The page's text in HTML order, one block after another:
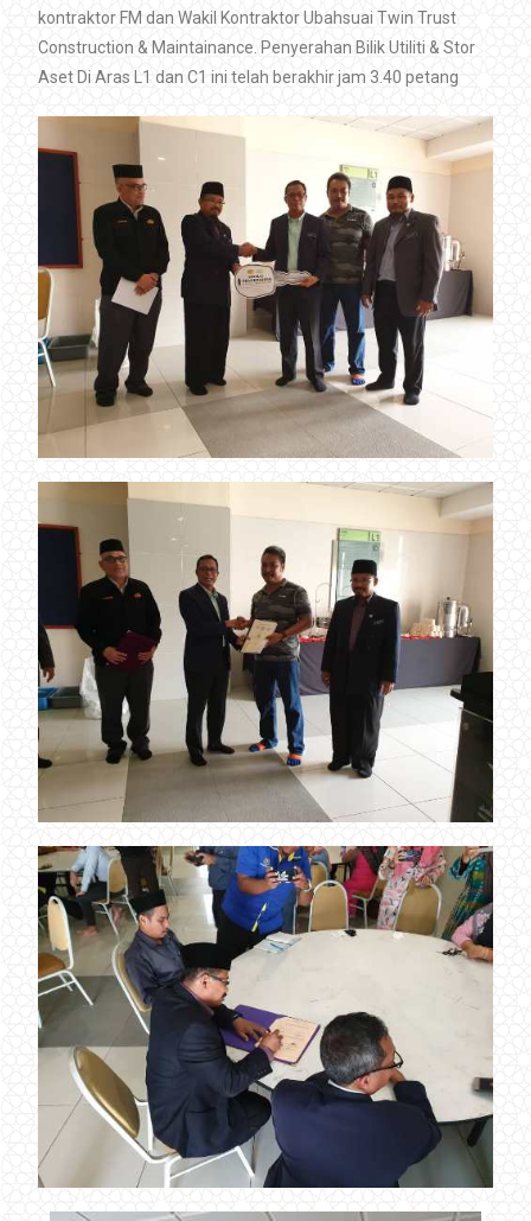
kontraktor FM dan Wakil Kontraktor Ubahsuai Twin Trust
Construction & Maintainance. Penyerahan Bilik Utiliti & Stor
Aset Di Aras L1 dan C1 ini telah berakhir jam 3.40 petang